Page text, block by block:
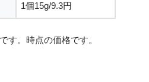
1個15g/9.3円
す。時点の価格です。